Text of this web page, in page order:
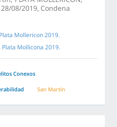
08/2019, Condena
Mollericon 2019.
Plata Mollicona 2019.
Conexos
San Martín